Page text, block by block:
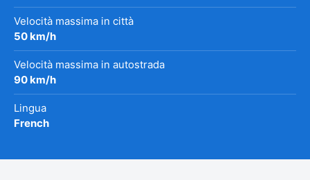
Velocità massima in città
50 km/h
Velocità massima in autostrada
90 km/h
Lingua
French